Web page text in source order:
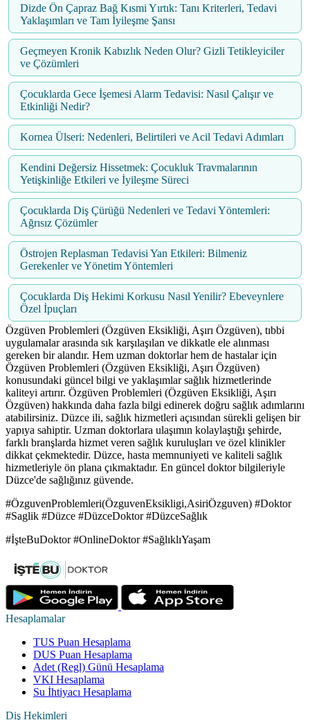
Dizde Ön Çapraz Bağ Kısmi Yırtık: Tanı Kriterleri, Tedavi
Yaklaşımları ve Tam İyileşme Şansı
Geçmeyen Kronik Kabızlık Neden Olur? Gizli Tetikleyiciler
ve Çözümleri
Çocuklarda Gece İşemesi Alarm Tedavisi: Nasıl Çalışır ve
Etkinliği Nedir?
Kornea Ülseri: Nedenleri, Belirtileri ve Acil Tedavi Adımları
Kendini Değersiz Hissetmek: Çocukluk Travmalarının
Yetişkinliğe Etkileri ve İyileşme Süreci
Çocuklarda Diş Çürüğü Nedenleri ve Tedavi Yöntemleri:
Ağrısız Çözümler
Östrojen Replasman Tedavisi Yan Etkileri: Bilmeniz
Gerekenler ve Yönetim Yöntemleri
Çocuklarda Diş Hekimi Korkusu Nasıl Yenilir? Ebeveynlere
Özel İpuçları
Özgüven Problemleri (Özgüven Eksikliği, Aşırı Özgüven), tıbbi
uygulamalar arasında sık karşılaşılan ve dikkatle ele alınması
gereken bir alandır. Hem uzman doktorlar hem de hastalar için
Özgüven Problemleri (Özgüven Eksikliği, Aşırı Özgüven)
konusundaki güncel bilgi ve yaklaşımlar sağlık hizmetlerinde
kaliteyi artırır. Özgüven Problemleri (Özgüven Eksikliği, Aşırı
Özgüven) hakkında daha fazla bilgi edinerek doğru sağlık adımlarını
atabilirsiniz. Düzce ili, sağlık hizmetleri açısından sürekli gelişen bir
yapıya sahiptir. Uzman doktorlara ulaşımın kolaylaştığı şehirde,
farklı branşlarda hizmet veren sağlık kuruluşları ve özel klinikler
dikkat çekmektedir. Düzce, hasta memnuniyeti ve kaliteli sağlık
hizmetleriyle ön plana çıkmaktadır. En güncel doktor bilgileriyle
Düzce'de sağlığınız güvende.
#ÖzguvenProblemleri(ÖzguvenEksikligi,AsiriÖzguven) #Doktor
#Saglik #Düzce #DüzceDoktor #DüzceSağlık
#İşteBuDoktor #OnlineDoktor #SağlıklıYaşam
Hesaplamalar
TUS Puan Hesaplama
DUS Puan Hesaplama
Adet (Regl) Günü Hesaplama
VKI Hesaplama
Su İhtiyacı Hesaplama
Diş Hekimleri